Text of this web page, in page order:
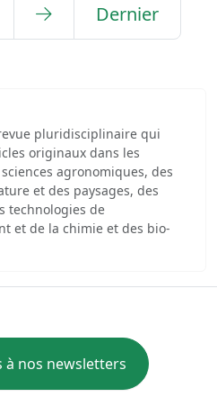
Dernier
pluridisciplinaire qui
originaux dans les
agronomiques, des
et des paysages, des
technologies de
et de la chimie et des bio-
à nos newsletters